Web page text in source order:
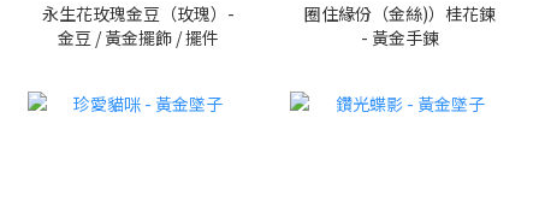
永生花玫瑰金豆（玫瑰）-
金豆 / 黃金擺飾 / 擺件
圈住緣份（金絲)）桂花鍊
- 黃金手鍊